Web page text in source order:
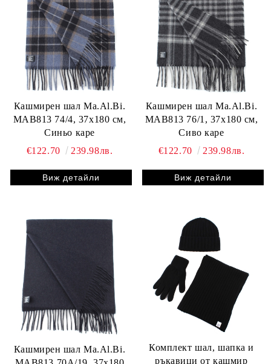
Кашмирен шал Ma.Al.Bi.
MAB813 74/4, 37х180 см,
Синьо каре
€122.70
239.98лв.
Виж детайли
Кашмирен шал Ma.Al.Bi.
MAB813 76/1, 37х180 см,
Сиво каре
€122.70
239.98лв.
Виж детайли
Кашмирен шал Ma.Al.Bi.
Комплект шал, шапка и
ръкавици от кашмир